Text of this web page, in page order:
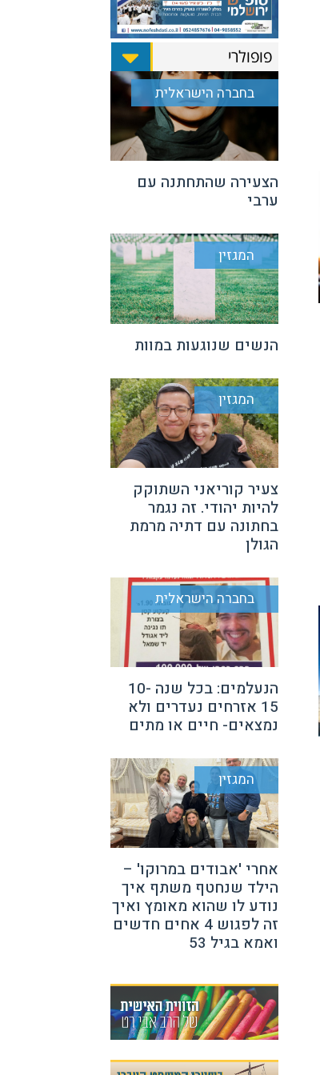
פופולרי
בחברה הישראלית
הצעירה שהתחתנה עם
ערבי
המגזין
הנשים שנוגעות במוות
המגזין
צעיר קוריאני השתוקק
להיות יהודי. זה נגמר
בחתונה עם דתיה מרמת
הגולן
בחברה הישראלית
הנעלמים: בכל שנה 10-
15 אזרחים נעדרים ולא
נמצאים- חיים או מתים
המגזין
אחרי 'אבודים במרוקו' –
הילד שנחטף משתף איך
נודע לו שהוא מאומץ ואיך
זה לפגוש 4 אחים חדשים
ואמא בגיל 53